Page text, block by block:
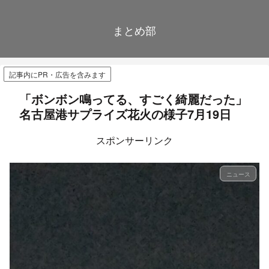
まとめ部
記事内にPR・広告を含みます
「ボンボン鳴ってる、すごく綺麗だった」
名古屋港サプライズ花火の様子7月19日
スポンサーリンク
ニュース